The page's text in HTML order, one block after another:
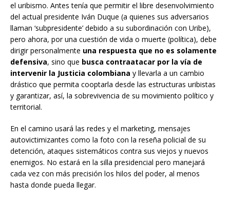
el uribismo. Antes tenía que permitir el libre desenvolvimiento
del actual presidente Iván Duque (a quienes sus adversarios
llaman ‘subpresidente’ debido a su subordinación con Uribe),
pero ahora, por una cuestión de vida o muerte (política), debe
dirigir personalmente una respuesta que no es solamente
defensiva, sino que busca contraatacar por la vía de
intervenir la Justicia colombiana y llevarla a un cambio
drástico que permita cooptarla desde las estructuras uribistas
y garantizar, así, la sobrevivencia de su movimiento político y
territorial.
En el camino usará las redes y el marketing, mensajes
autovictimizantes como la foto con la reseña policial de su
detención, ataques sistemáticos contra sus viejos y nuevos
enemigos. No estará en la silla presidencial pero manejará
cada vez con más precisión los hilos del poder, al menos
hasta donde pueda llegar.